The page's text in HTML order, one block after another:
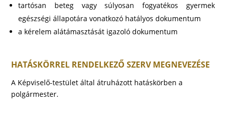
tartósan beteg vagy súlyosan fogyatékos gyermek
egészségi állapotára vonatkozó hatályos dokumentum
a kérelem alátámasztását igazoló dokumentum
HATÁSKÖRREL RENDELKEZŐ SZERV MEGNEVEZÉSE
A Képviselő-testület által átruházott hatáskörben a
polgármester.